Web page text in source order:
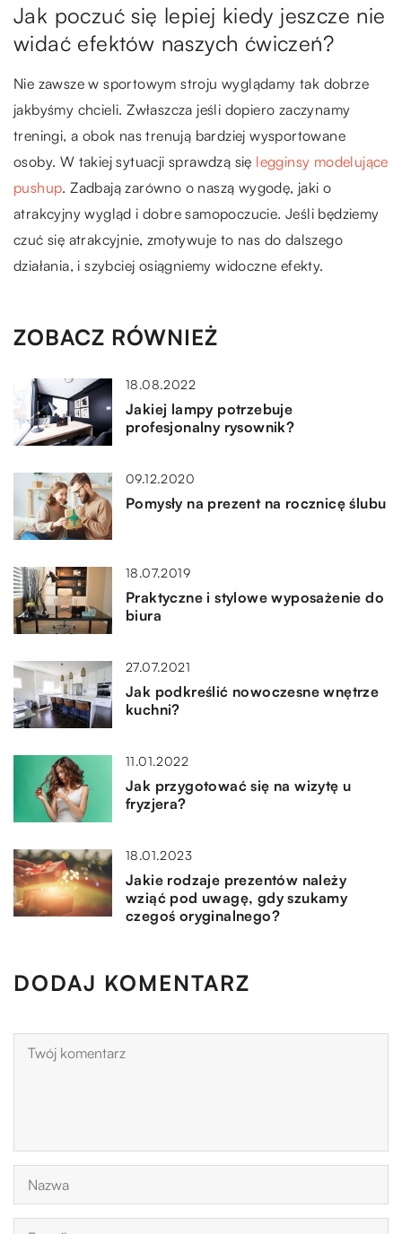
Jak poczuć się lepiej kiedy jeszcze nie
widać efektów naszych ćwiczeń?
Nie zawsze w sportowym stroju wyglądamy tak dobrze
jakbyśmy chcieli. Zwłaszcza jeśli dopiero zaczynamy
treningi, a obok nas trenują bardziej wysportowane
osoby. W takiej sytuacji sprawdzą się legginsy modelujące
pushup. Zadbają zarówno o naszą wygodę, jaki o
atrakcyjny wygląd i dobre samopoczucie. Jeśli będziemy
czuć się atrakcyjnie, zmotywuje to nas do dalszego
działania, i szybciej osiągniemy widoczne efekty.
ZOBACZ RÓWNIEŻ
18.08.2022
Jakiej lampy potrzebuje
profesjonalny rysownik?
09.12.2020
Pomysły na prezent na rocznicę ślubu
18.07.2019
Praktyczne i stylowe wyposażenie do
biura
27.07.2021
Jak podkreślić nowoczesne wnętrze
kuchni?
11.01.2022
Jak przygotować się na wizytę u
fryzjera?
18.01.2023
Jakie rodzaje prezentów należy
wziąć pod uwagę, gdy szukamy
czegoś oryginalnego?
DODAJ KOMENTARZ